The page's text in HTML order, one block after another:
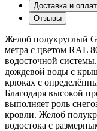
Доставка и
Отзывы
Желоб полукруглый
метра с цветом RAL
водосточной
дождевой воды с
крюках с
Благодаря высокой
выполняет роль
кровли. Желоб
водостока с